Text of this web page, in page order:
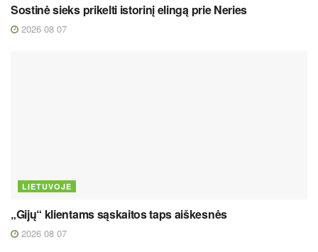
Sostinė sieks prikelti istorinį elingą prie Neries
2026 08 07
LIETUVOJE
„Gijų“ klientams sąskaitos taps aiškesnės
2026 08 07